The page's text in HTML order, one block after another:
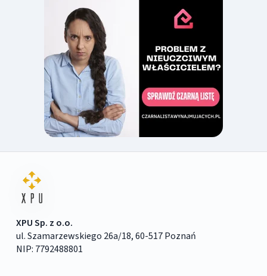
XPU Sp. z o.o.
ul. Szamarzewskiego 26a/18, 60-517 Poznań
NIP: 7792488801